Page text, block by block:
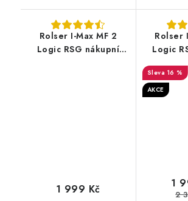
Rolser I-Max MF 2
Logic RSG nákupní
1 999 Kč
Rolser
Logic
16 %
AKCE
1
2